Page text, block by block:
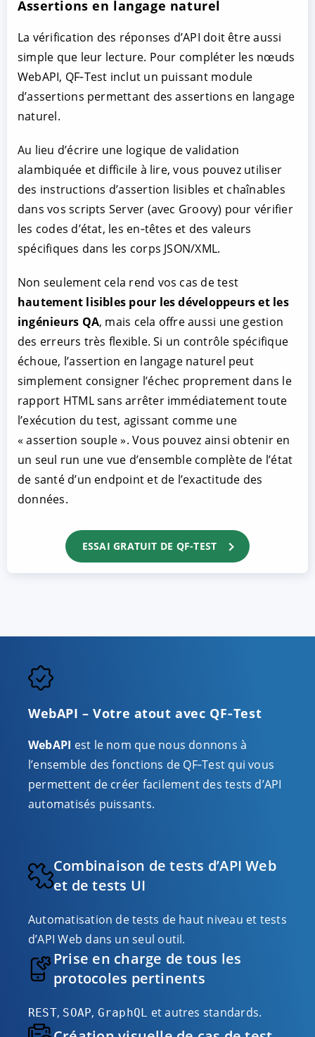
Assertions en langage naturel
La vérification des réponses d’API doit être aussi
simple que leur lecture. Pour compléter les nœuds
WebAPI, QF‑Test inclut un puissant module
d’assertions permettant des assertions en langage
naturel.
Au lieu d’écrire une logique de validation
alambiquée et difficile à lire, vous pouvez utiliser
des instructions d’assertion lisibles et chaînables
dans vos scripts Server (avec Groovy) pour vérifier
les codes d’état, les en‑têtes et des valeurs
spécifiques dans les corps JSON/XML.
Non seulement cela rend vos cas de test
hautement lisibles pour les développeurs et les
ingénieurs QA, mais cela offre aussi une gestion
des erreurs très flexible. Si un contrôle spécifique
échoue, l’assertion en langage naturel peut
simplement consigner l’échec proprement dans le
rapport HTML sans arrêter immédiatement toute
l’exécution du test, agissant comme une
« assertion souple ». Vous pouvez ainsi obtenir en
un seul run une vue d’ensemble complète de l’état
de santé d’un endpoint et de l’exactitude des
données.
ESSAI GRATUIT DE QF-TEST
WebAPI – Votre atout avec QF‑Test
WebAPI est le nom que nous donnons à
l’ensemble des fonctions de QF‑Test qui vous
permettent de créer facilement des tests d’API
automatisés puissants.
Combinaison de tests d’API Web
et de tests UI
Automatisation de tests de haut niveau et tests
d’API Web dans un seul outil.
Prise en charge de tous les
protocoles pertinents
REST, SOAP, GraphQL et autres standards.